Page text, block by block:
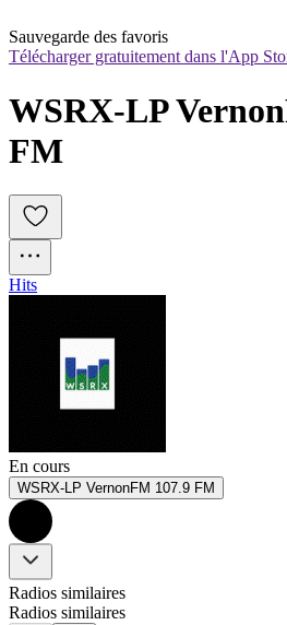
Sauvegarde des favoris
Télécharger gratuitement dans l'App
WSRX-LP
FM
Hits
En cours
WSRX-LP VernonFM 107.9 FM
Radios similaires
Radios similaires